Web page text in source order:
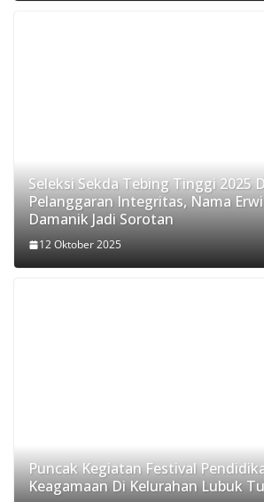
Seleksi Sekda Tebing Tinggi 2025
Pelanggaran Integritas, Nama
Damanik Jadi Sorotan
12 Oktober 2025
Puncak Kegiatan Festival
Keagamaan Di Kelurahan Lubuk